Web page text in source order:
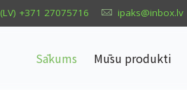
(LV) +371 27075716 ipaks@inbox.lv
Sākums Mūsu produkti